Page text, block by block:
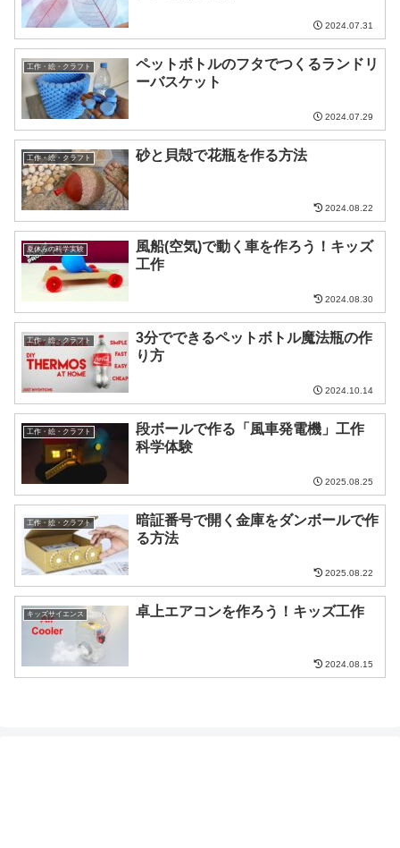
2024.07.31
工作・絵・クラフト
ペットボトルのフタでつくるランドリ
ーバスケット
2024.07.29
工作・絵・クラフト 砂と貝殻で花瓶を作る方法
2024.08.22
夏休みの科学実験
風船(空気)で動く車を作ろう！キッズ
工作
2024.08.30
工作・絵・クラフト
3分でできるペットボトル魔法瓶の作
り方
2024.10.14
工作・絵・クラフト
段ボールで作る「風車発電機」工作
科学体験
2025.08.25
工作・絵・クラフト
暗証番号で開く金庫をダンボールで作
る方法
2025.08.22
キッズサイエンス 卓上エアコンを作ろう！キッズ工作
2024.08.15